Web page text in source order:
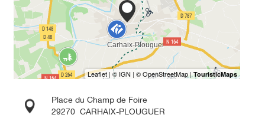
Place du Champ de Foire
29270 CARHAIX-PLOUGUER